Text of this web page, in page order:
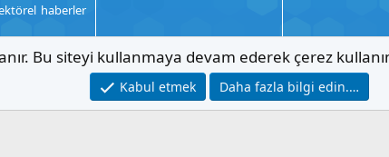
haberler
Bu siteyi kullanmaya devam ederek çerez
Kabul etmek Daha fazla bilgi edin.…